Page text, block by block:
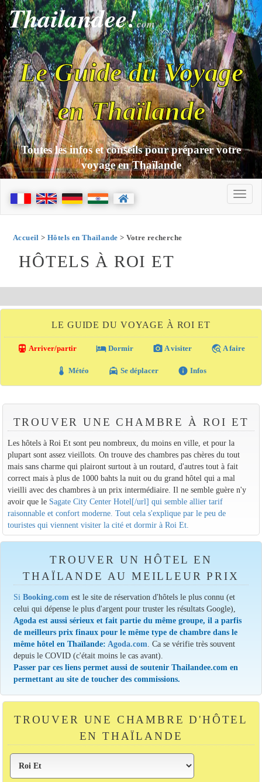
Thailandee!com
Le Guide du Voyage
en Thaïlande
Toutes les infos et conseils pour préparer votre
voyage en Thaïlande
Accueil > Hôtels en Thaïlande > Votre recherche
HÔTELS À ROI ET
LE GUIDE DU VOYAGE À ROI ET
directions_transit Arriver/partir local_hotel Dormir photo_camera A visiter travel_explore A faire
thermostat Météo local_taxi Se déplacer info Infos
TROUVER UNE CHAMBRE À ROI ET
Les hôtels à Roi Et sont peu nombreux, du moins en ville, et pour la
plupart sont assez vieillots. On trouve des chambres pas chères du tout
mais sans charme qui plairont surtout à un routard, d'autres tout à fait
correct mais à plus de 1000 bahts la nuit ou du grand hôtel qui a mal
vieilli avec des chambres à un prix intermédiaire. Il ne semble guère n'y
avoir que le Sagate City Center Hotel[/url] qui semble allier tarif
raisonnable et confort moderne. Tout cela s'explique par le peu de
touristes qui viennent visiter la cité et dormir à Roi Et.
TROUVER UN HÔTEL EN
THAÏLANDE AU MEILLEUR PRIX
SiBooking.com est le site de réservation d'hôtels le plus connu (et
celui qui dépense le plus d'argent pour truster les résultats Google),
Agoda est aussi sérieux et fait partie du même groupe, il a parfis
de meilleurs prix finaux pour le même type de chambre dans le
même hôtel en Thaïlande: Agoda.com . Ca se vérifie très souvent
depuis le COVID (c'était moins le cas avant).
Passer par ces liens permet aussi de soutenir Thailandee.com en
permettant au site de toucher des commissions.
TROUVER UNE CHAMBRE D'HÔTEL
EN THAÏLANDE